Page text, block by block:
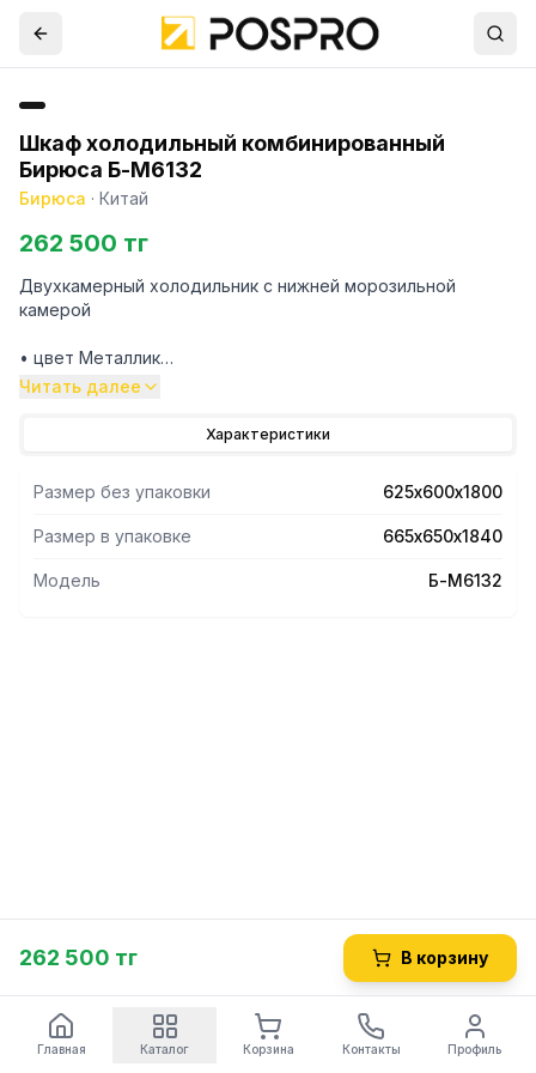
Шкаф холодильный комбинированный
Бирюса Б-M6132
Бирюса · Китай
262 500 тг
Двухкамерный холодильник с нижней морозильной
камерой
• цвет Металлик
• автоматическое оттаивание
• горизонтальное LED освещение
• механическое управление
• габариты 180х60х62,5см
• объем 330/245/85л
Читать далее
Характеристики
Размер без упаковки 625х600х1800
Размер в упаковке 665х650х1840
Модель Б-M6132
262 500 тг В корзину
Главная Каталог Корзина Контакты Профиль